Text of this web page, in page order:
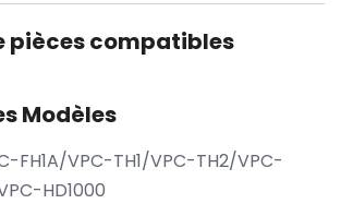
pièces compatibles
Modèles
FH1A/VPC-TH1/VPC-TH2/VPC-
HD1000